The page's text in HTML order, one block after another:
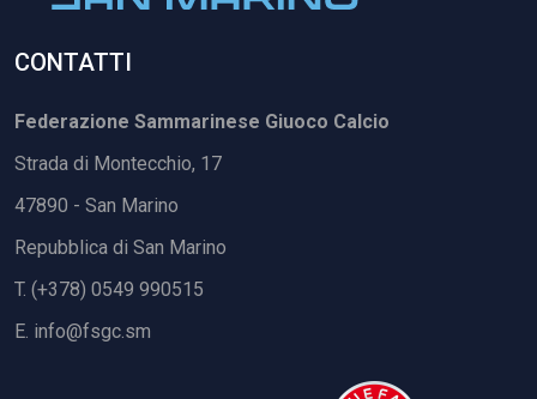
CONTATTI
Federazione Sammarinese Giuoco Calcio
Strada di Montecchio, 17
47890 - San Marino
Repubblica di San Marino
T. (+378) 0549 990515
E. info@fsgc.sm